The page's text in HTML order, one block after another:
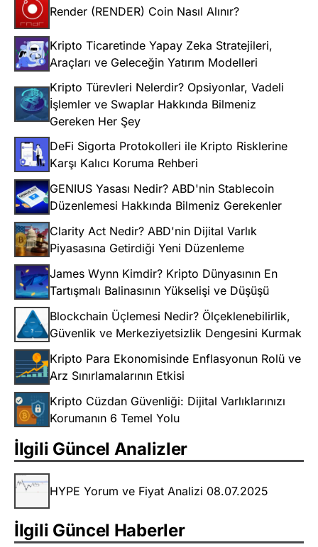
Render (RENDER) Coin Nasıl Alınır?
Kripto Ticaretinde Yapay Zeka Stratejileri,
Araçları ve Geleceğin Yatırım Modelleri
Kripto Türevleri Nelerdir? Opsiyonlar, Vadeli
İşlemler ve Swaplar Hakkında Bilmeniz
Gereken Her Şey
DeFi Sigorta Protokolleri ile Kripto Risklerine
Karşı Kalıcı Koruma Rehberi
GENIUS Yasası Nedir? ABD'nin Stablecoin
Düzenlemesi Hakkında Bilmeniz Gerekenler
Clarity Act Nedir? ABD'nin Dijital Varlık
Piyasasına Getirdiği Yeni Düzenleme
James Wynn Kimdir? Kripto Dünyasının En
Tartışmalı Balinasının Yükselişi ve Düşüşü
Blockchain Üçlemesi Nedir? Ölçeklenebilirlik,
Güvenlik ve Merkeziyetsizlik Dengesini Kurmak
Kripto Para Ekonomisinde Enflasyonun Rolü ve
Arz Sınırlamalarının Etkisi
Kripto Cüzdan Güvenliği: Dijital Varlıklarınızı
Korumanın 6 Temel Yolu
İlgili Güncel Analizler
HYPE Yorum ve Fiyat Analizi 08.07.2025
İlgili Güncel Haberler